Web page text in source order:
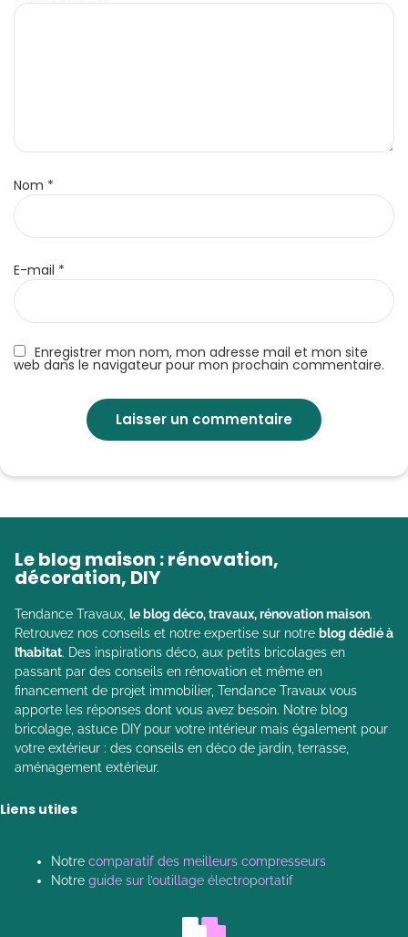
Enregistrer mon nom, mon adresse mail et mon site
web dans le navigateur pour mon prochain commentaire.
Nom *
E-mail *
Le blog maison : rénovation,
décoration, DIY
Tendance Travaux, le blog déco, travaux, rénovation maison.
Retrouvez nos conseils et notre expertise sur notre blog dédié à
l’habitat. Des inspirations déco, aux petits bricolages en
passant par des conseils en rénovation et même en
financement de projet immobilier, Tendance Travaux vous
apporte les réponses dont vous avez besoin. Notre blog
bricolage, astuce DIY pour votre intérieur mais également pour
votre extérieur : des conseils en déco de jardin, terrasse,
aménagement extérieur.
Liens utiles
Notre comparatif des meilleurs compresseurs
Notre guide sur l’outillage électroportatif